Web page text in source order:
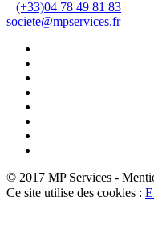
(+33)04 78 49 81 83
societe@mpservices.fr
© 2017 MP Services -
Ce site utilise des cookies :